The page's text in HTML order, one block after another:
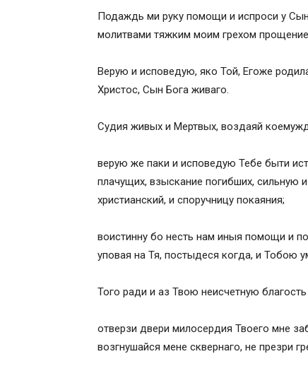
Подаждь ми руку помощи и испроси у
молитвами тяжким моим грехом
Верую и исповедую, яко Той, Егоже
Христос, Сын Бога живаго.
Судия живых и Мертвых, воздаяй
верую же паки и исповедую Тебе быти
плачущих, взыскание погибших,
христианский, и споручницу покаяния;
воистинну бо несть нам иныя помощи и
уповая на Тя, постыдеся когда, и Тобою
Того ради и аз Твою неисчетную
отверзи двери милосердия Твоего мне
возгнушайся мене сквернаго, не презри